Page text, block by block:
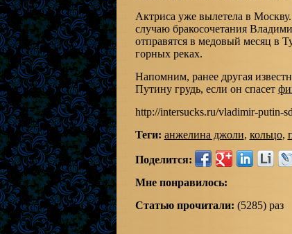
Актриса уже вылетела в
случаю бракосочетания
отправятся в медовый месяц в
горных реках.
Напомним, ранее другая
Путину грудь, если он спасет
http://intersucks.ru/vladimir-putin-
Теги: анжелина джоли, кольцо,
Поделится:
Мне понравилось:
Статью прочитали: (5285) раз